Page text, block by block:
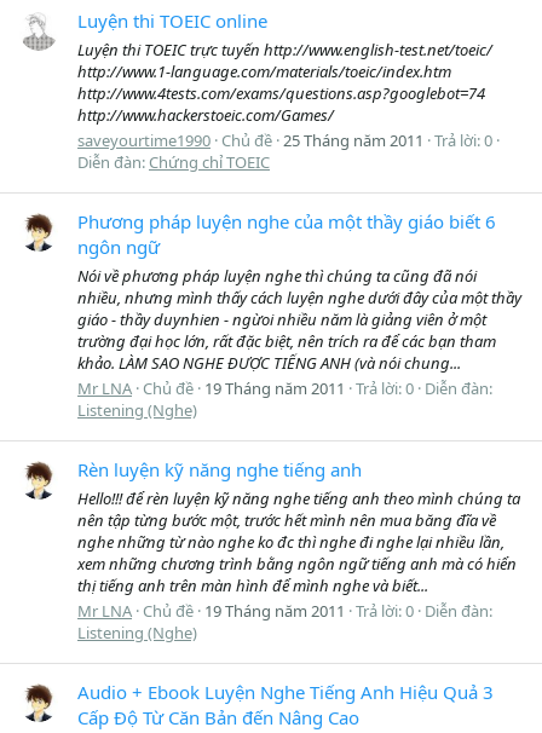
Luyện thi TOEIC online
Luyện thi TOEIC trực tuyến http://www.english-test.net/toeic/
http://www.1-language.com/materials/toeic/index.htm
http://www.4tests.com/exams/questions.asp?googlebot=74
http://www.hackerstoeic.com/Games/
saveyourtime1990 Chủ đề 25 Tháng năm 2011
Trả lời: 0
Diễn đàn:Chứng chỉ TOEIC
Phương pháp luyện nghe của một thầy giáo biết 6
ngôn ngữ
Nói về phương pháp luyện nghe thì chúng ta cũng đã nói
nhiều, nhưng mình thấy cách luyện nghe dưới đây của một thầy
giáo - thầy duynhien - ngừoi nhiều năm là giảng viên ở một
trường đại học lớn, rất đặc biệt, nên trích ra để các bạn tham
khảo. LÀM SAO NGHE ĐƯỢC TIẾNG ANH (và nói chung...
Mr LNA Chủ đề 19 Tháng năm 2011 Trả lời: 0 Diễn đàn:
Listening (Nghe)
Rèn luyện kỹ năng nghe tiếng anh
Hello!!! để rèn luyện kỹ năng nghe tiếng anh theo mình chúng ta
nên tập từng bước một, trước hết mình nên mua băng đĩa về
nghe những từ nào nghe ko đc thì nghe đi nghe lại nhiều lần,
xem những chương trình bằng ngôn ngữ tiếng anh mà có hiển
thị tiếng anh trên màn hình để mình nghe và biết...
Mr LNA Chủ đề 19 Tháng năm 2011 Trả lời: 0 Diễn đàn:
Listening (Nghe)
Audio + Ebook Luyện Nghe Tiếng Anh Hiệu Quả 3
Cấp Độ Từ Căn Bản đến Nâng Cao